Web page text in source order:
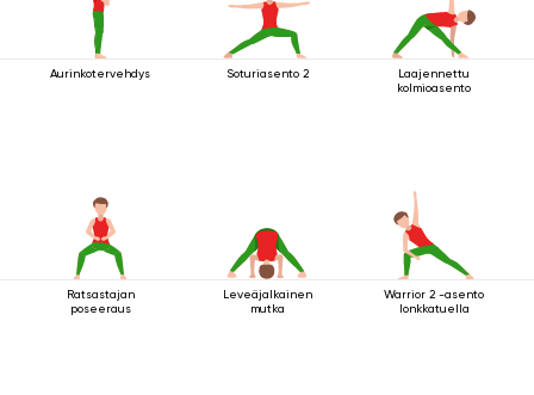
Aurinkotervehdys Soturiasento 2
Laajennettu
kolmioasento
Ratsastajan
poseeraus
Leveäjalkainen
mutka
Warrior 2 -asento
lonkkatuella